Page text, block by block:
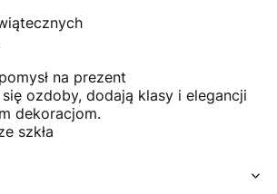
na prezent
się ozdoby, dodają klasy i elegancji
dekoracjom.
szkła